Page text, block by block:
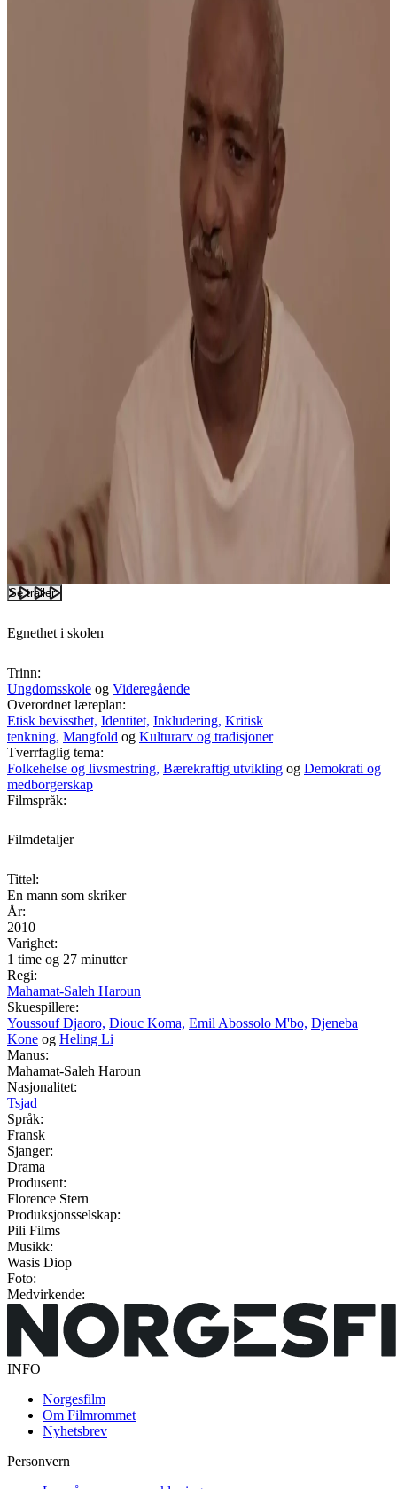
Se trailer
Egnethet i skolen
Trinn:
Ungdomsskole og Videregående
Overordnet læreplan:
Etisk bevissthet, Identitet, Inkludering, Kritisk
tenkning, Mangfold og Kulturarv og tradisjoner
Tverrfaglig tema:
Folkehelse og livsmestring, Bærekraftig utvikling og Demokrati og
medborgerskap
Filmspråk:
Filmdetaljer
Tittel:
En mann som skriker
År:
2010
Varighet:
1 time og 27 minutter
Regi:
Mahamat-Saleh Haroun
Skuespillere:
Youssouf Djaoro, Diouc Koma, Emil Abossolo M'bo, Djeneba
Kone og Heling Li
Manus:
Mahamat-Saleh Haroun
Nasjonalitet:
Tsjad
Språk:
Fransk
Sjanger:
Drama
Produsent:
Florence Stern
Produksjonsselskap:
Pili Films
Musikk:
Wasis Diop
Foto:
Medvirkende:
INFO
Norgesfilm
Om Filmrommet
Nyhetsbrev
Personvern